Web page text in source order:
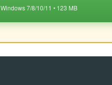
Windows 7/8/10/11 • 123 MB